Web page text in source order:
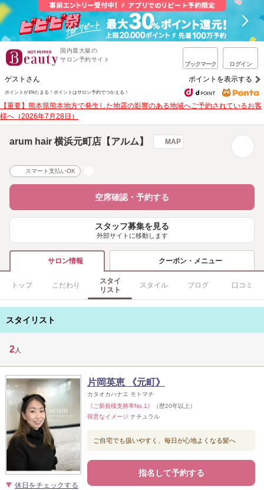
国内最大級の
サロン予約サイト
ブックマーク ログイン
ゲストさん ポイントを表示する
ポイントが1%たまる！ ポイントはサロン予約でつかえる！
【重要】熊本県熊本地方で発生した地震の影響のある地域へご予約されているお客
様へ（2026年7月28日）
arum hair 横浜元町店【アルム】 MAP
スマート支払いOK
空席確認・予約する
スタッフ募集を見る
外部サイトに移動します
サロン情報 クーポン・メニュー
トップ こだわり
スタイ
リスト
スタイル ブログ 口コミ
スタイリスト
2 人
休日をチェックする
片岡英恵 《元町》
カタオカハナエ モトマチ
《ご新規様支持率No.1》
（歴20年以上）
得意なイメージ ナチュラル
ご自宅でも扱いやすく、毎日が心地よくなる髪へ
指名して予約する